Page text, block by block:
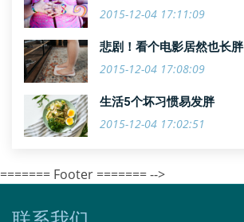
2015-12-04 17:11:09
悲剧！看个电影居然也长胖
2015-12-04 17:08:09
生活5个坏习惯易发胖
2015-12-04 17:02:51
======= Footer ======= -->